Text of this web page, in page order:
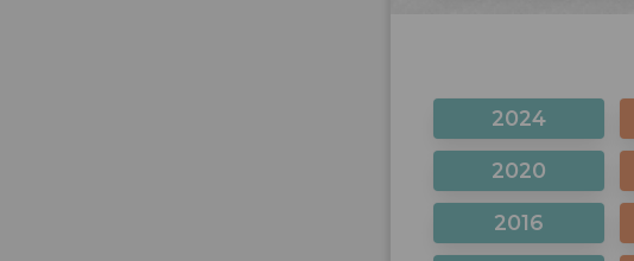
2024
2020
2016